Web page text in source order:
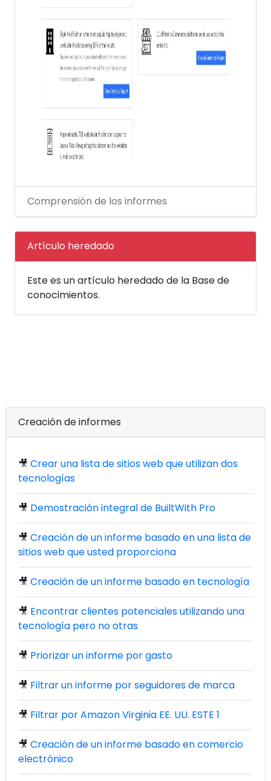
Comprensión de los informes
Artículo heredado
Este es un artículo heredado de la Base de
conocimientos.
Creación de informes
🎥 Crear una lista de sitios web que utilizan dos
tecnologías
🎥 Demostración integral de BuiltWith Pro
🎥 Creación de un informe basado en una lista de
sitios web que usted proporciona
🎥 Creación de un informe basado en tecnología
🎥 Encontrar clientes potenciales utilizando una
tecnología pero no otras
🎥 Priorizar un informe por gasto
🎥 Filtrar un informe por seguidores de marca
🎥 Filtrar por Amazon Virginia EE. UU. ESTE 1
🎥 Creación de un informe basado en comercio
electrónico